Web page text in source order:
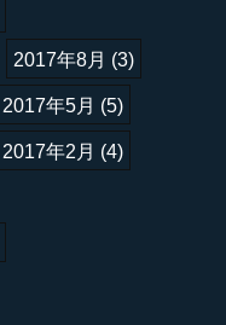
2017年8月 (3)
2017年5月 (5)
2017年2月 (4)